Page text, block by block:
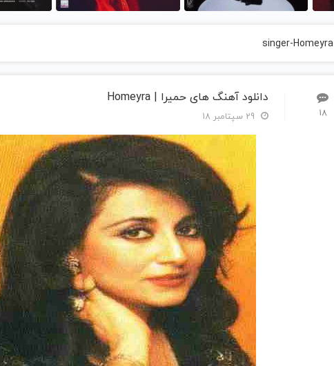
singer-Homeyra
18
دانلود آهنگ های حمیرا | Homeyra